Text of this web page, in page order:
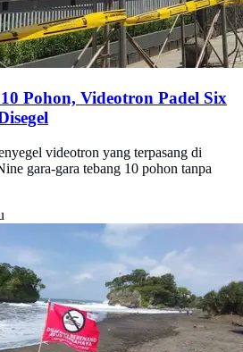
Pohon, Videotron Padel Six
videotron yang terpasang di
gara-gara tebang 10 pohon tanpa